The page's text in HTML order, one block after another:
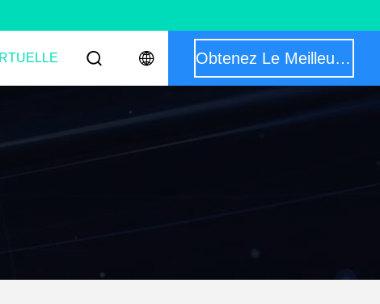
Obtenez Le Meilleur Prix